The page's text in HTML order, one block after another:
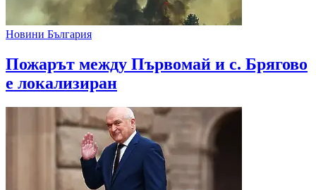
Новини България
Пожарът между Първомай и с. Брягово
е локализиран